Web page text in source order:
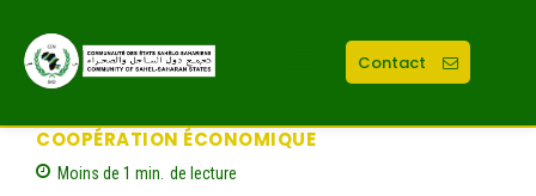
Contact
COOPÉRATION ÉCONOMIQUE
Moins de 1 min. de lecture